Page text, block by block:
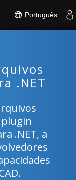
Português
.NET
plugin
.NET, a